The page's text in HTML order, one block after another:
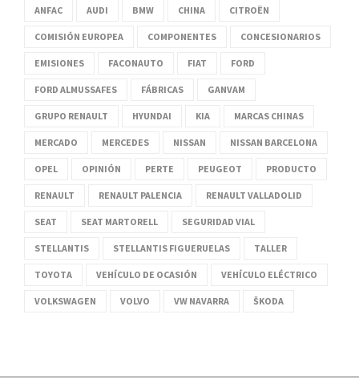
ANFAC AUDI BMW CHINA CITROËN
COMISIÓN EUROPEA COMPONENTES CONCESIONARIOS
EMISIONES FACONAUTO FIAT FORD
FORD ALMUSSAFES FÁBRICAS GANVAM
GRUPO RENAULT HYUNDAI KIA MARCAS CHINAS
MERCADO MERCEDES NISSAN NISSAN BARCELONA
OPEL OPINIÓN PERTE PEUGEOT PRODUCTO
RENAULT RENAULT PALENCIA RENAULT VALLADOLID
SEAT SEAT MARTORELL SEGURIDAD VIAL
STELLANTIS STELLANTIS FIGUERUELAS TALLER
TOYOTA VEHÍCULO DE OCASIÓN VEHÍCULO ELÉCTRICO
VOLKSWAGEN VOLVO VW NAVARRA ŠKODA